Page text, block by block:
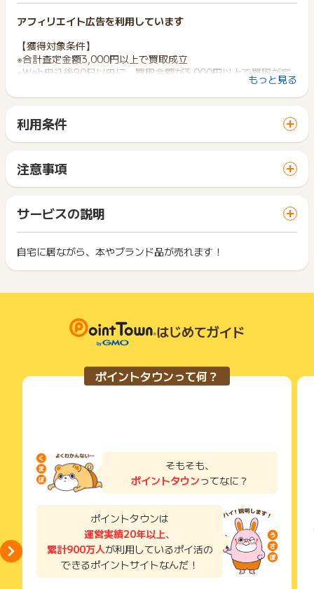
アフィリエイト広告を利用しています
【獲得対象条件】
※合計査定金額3,000円以上で買取成立
※Web申込後90日以内に、買取金額が3,000円以上で買取が完
※キャンペーンなどによるボーナス適用前の金額となります。
【獲得対象外条件】
※キャンセル
※同一ユーザーからの同月6回目以降の申込、買取が成立しない
場合、その他不正・不備・悪戯とみなされた場合はポイント獲
得対象外となります。
※ポイントに関するお問い合わせは、ポイントタウンのサポート
お問い合わせをした場合、ポイント獲得対象外となる場合がご
ざいます。
もっと見る
利用条件
サイトに移動してからお申し込みやお買い物が完了するまでの
間に、同じブラウザ（※）で他のサイトに移動した場合はポイン
ト獲得ができません。
「 サイトへ行ってポイントGET 」ボタンを押した時とサービ
ス・お買い物利用時で、デバイス・ブラウザが異なる場合はポ
イント獲得ができません。
2回以上同じお買い物・サービスをご利用される場合は、毎回
ポイントタウンに戻り、「 サイトへ行ってポイントGET 」ボ
得無効」となる可能性があります。
・同一端末や同一世帯で、繰り返し利用不可のサービス・お買
い物を複数回ご利用された場合
て一度でも同サービス・お買い物を利用されたことがある場合
ご利用前には、Cookieの削除をおこなっていただくことを推奨
ださい。
各サービス・お買い物に掲載されている獲得条件を必ずよくお
読みください。
了などのメールは、ポイント獲得するまで必ず保管してくださ
獲得待ち・獲得失敗の状態でお問い合わせされる際に、該当の
メールを送っていただく場合がございます。
そのため、紛失・破棄された場合は対応いたしかねますので、
ご注意ください。
注意事項
一部のサービスにつきましては、1商品につき10円単位の金額
は切り捨てとなります。
ポイント獲得が1ポイント未満のものは切り捨てとなり、ポイ
ント履歴には記載されません。
につきましては、ポイントタウンのポイント獲得の対象には含
商品の交換や一部でもキャンセルされた場合、ポイントが無効
になる可能性もございます。
各サービス・お買い物の獲得ポイントや獲得条件、キャンペー
れた時点の条件が適用されます。
条件を達成しているかどうかは各広告主ではなく、代理店が行
り、急遽終了となる場合がございます。
広告に遷移しない場合は掲載が終了となっておりポイントが獲
得できませんので、ご注意くださいませ。
サービスの説明
自宅に居ながら、本やブランド品が売れます！
はじめてガイド
ポイントタウンって何？
そもそも、
ポイントタウンってなに？
ポイントタウンは
運営実績20年以上、
累計900万人が利用しているポイ活の
できるポイントサイトなんだ！